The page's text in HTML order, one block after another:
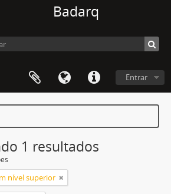
Badarq
Entrar
1 resultados
nível superior